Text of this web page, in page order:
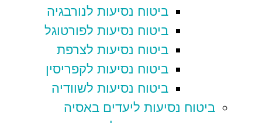
ביטוח נסיעות לנורבגיה
ביטוח נסיעות לפורטוגל
ביטוח נסיעות לצרפת
ביטוח נסיעות לקפריסין
ביטוח נסיעות לשוודיה
ביטוח נסיעות ליעדים באסיה